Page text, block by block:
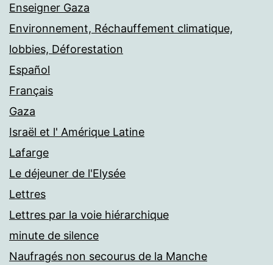
Enseigner Gaza
Environnement, Réchauffement climatique,
lobbies, Déforestation
Español
Français
Gaza
Israël et l' Amérique Latine
Lafarge
Le déjeuner de l'Elysée
Lettres
Lettres par la voie hiérarchique
minute de silence
Naufragés non secourus de la Manche